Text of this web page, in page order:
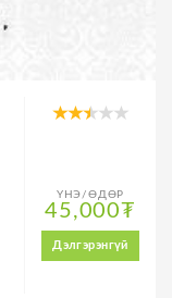
ҮНЭ/ӨДӨР
45,000₮
Дэлгэрэнгүй